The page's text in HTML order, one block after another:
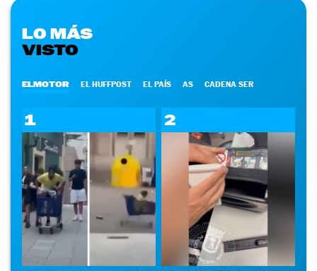
LO MÁS
VISTO
ELMOTOR EL HUFFPOST EL PAÍS AS CADENA SER
1 2